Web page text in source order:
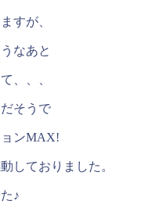
すが、
なあと
、、、
そうで
ンMAX!
しておりました。
♪